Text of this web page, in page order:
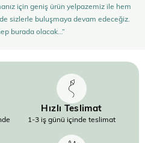
için geniş ürün yelpazemiz ile hem
sizlerle buluşmaya devam edeceğiz.
burada olacak…”
Hızlı Teslimat
1-3 iş günü içinde teslimat